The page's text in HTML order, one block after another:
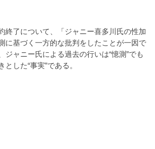
終了について、「ジャニー喜多川氏の性加
に基づく一方的な批判をしたことが一因で
ジャニー氏による過去の行いは“憶測”でも
した“事実”である。